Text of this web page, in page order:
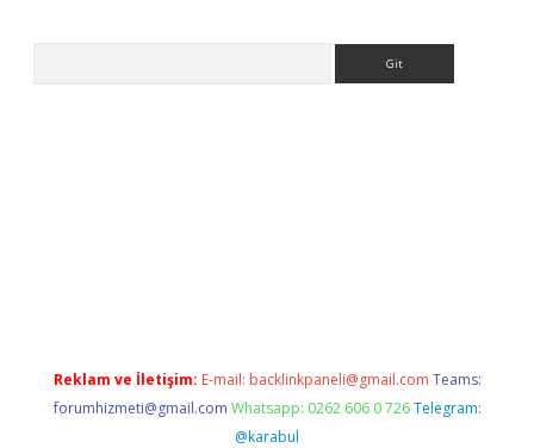
Reklam ve İletişim: E-mail: backlinkpaneli@gmail.com Teams:
forumhizmeti@gmail.com Whatsapp: 0262 606 0 726 Telegram:
@karabul